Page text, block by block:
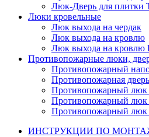
Люк-Дверь для
Люки кровельные
Люк выхода на чердак
Люк выхода на кровлю
Люк выхода на кровлю
Противопожарные люки,
Противопожарный
Противопожарная
Противопожарный люк
Противопожарный люк
Противопожарный люк
ИНСТРУКЦИИ ПО